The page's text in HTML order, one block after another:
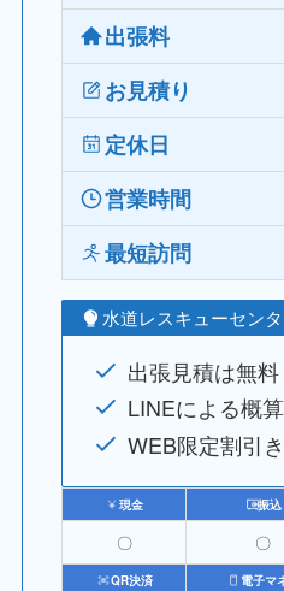
出張料
お見積り
定休日
営業時間
最短訪問
水道レスキューセン
出張見積は無料
LINEによる概
WEB限定割引
現金 振込
〇 〇
QR決済 電子マ